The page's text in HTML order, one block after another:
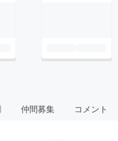
仲間募集 コメント